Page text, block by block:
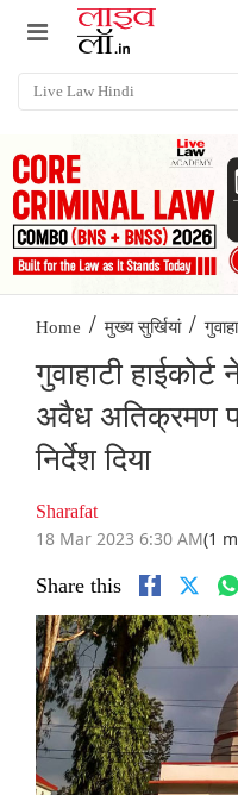
Home / मुख्य सुर्खियां /
गुवाहाटी
अवैध अतिक्रमण
निर्देश दिया
Sharafat
18 Mar 2023 6:30 AM(1
Share this